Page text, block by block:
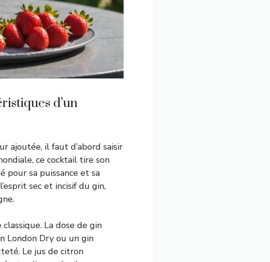
d’un
ajoutée, il faut d’abord saisir
ce cocktail tire son
pour sa puissance et sa
sec et incisif du gin,
La dose de gin
London Dry ou un gin
Le jus de citron